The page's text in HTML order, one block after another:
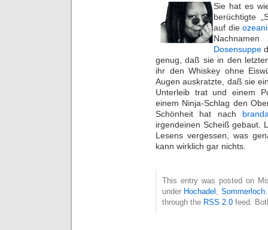
Sie hat es
berüchtigte
auf die
Dosensuppe
genug, daß sie in den
ihr den Whiskey ohne
Augen auskratzte, daß sie
Unterleib trat und einem
einem Ninja-Schlag den
Schönheit hat nach
irgendeinen Scheiß gebaut.
Lesens vergessen, was
kann wirklich gar nichts.
This entry was posted on
under Hochadel Sommerloch
through the RSS 2.0 feed.